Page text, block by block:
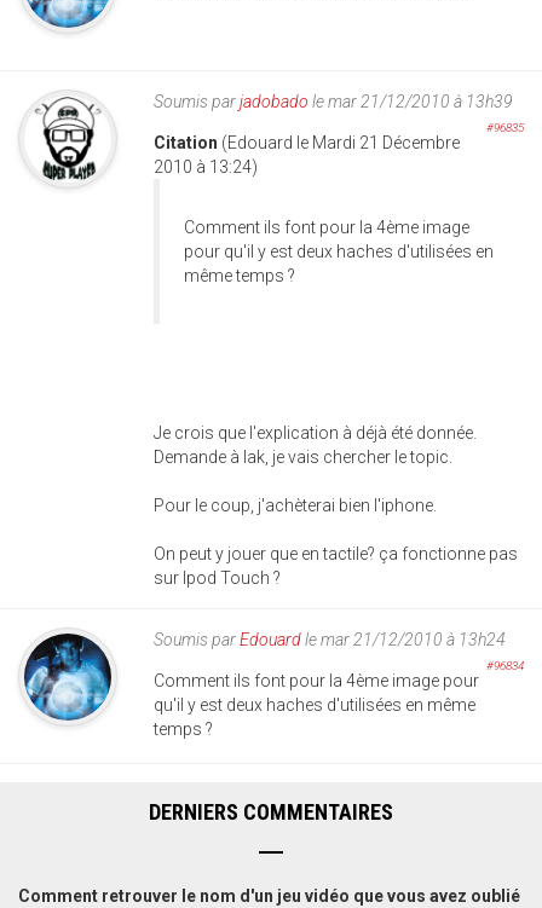
Soumis parjadobado le mar 21/12/2010 à 13h39
#96835
Citation (Edouard le Mardi 21 Décembre
2010 à 13:24)
Comment ils font pour la 4ème image
pour qu'il y est deux haches d'utilisées en
même temps ?
Je crois que l'explication à déjà été donnée.
Demande à Iak, je vais chercher le topic.
Pour le coup, j'achèterai bien l'iphone.
On peut y jouer que en tactile? ça fonctionne pas
sur Ipod Touch ?
Soumis parEdouardle mar 21/12/2010 à 13h24
#96834
Comment ils font pour la 4ème image pour
qu'il y est deux haches d'utilisées en même
temps ?
DERNIERS COMMENTAIRES
Comment retrouver le nom d'un jeu vidéo que vous avez oublié